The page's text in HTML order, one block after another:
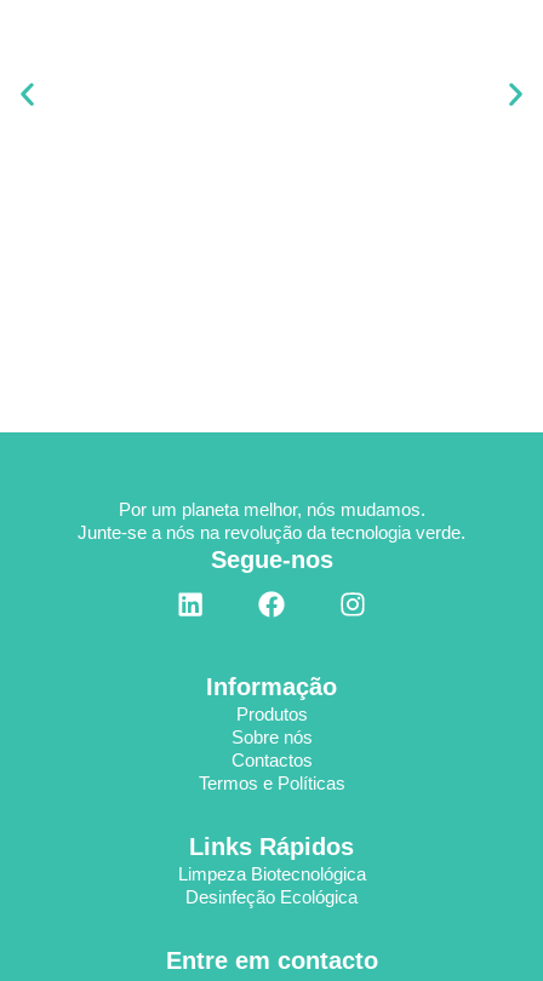
Por um planeta melhor, nós mudamos.
Junte-se a nós na revolução da tecnologia verde.
Segue-nos
L
i
n
F
a
b
o
o
k
I
n
Informação
Produtos
Sobre nós
Contactos
Termos e Políticas
Links Rápidos
Limpeza Biotecnológica
Desinfeção Ecológica
Entre em contacto